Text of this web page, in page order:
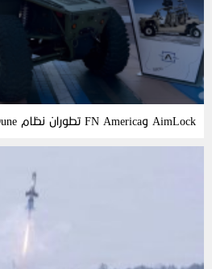
AimLock وFN America تطوران نظام Dune لمكافحة المسيّرات